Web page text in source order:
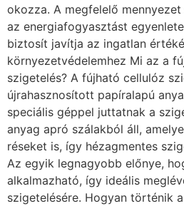
okozza. A megfelelő
az energiafogyasztást
biztosít javítja az ingatlan
környezetvédelemhez Mi az a
szigetelés? A fújható cellulóz
újrahasznosított papíralapú
speciális géppel juttatnak a
anyag apró szálakból áll,
réseket is, így hézagmentes
Az egyik legnagyobb előnye,
alkalmazható, így ideális
szigetelésére. Hogyan történik